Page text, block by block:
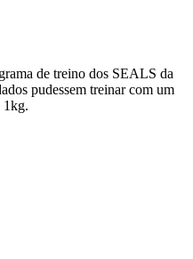
de treino dos SEALS da
pudessem treinar com um
1kg.